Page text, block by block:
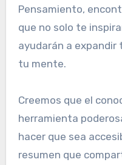
Pensamiento,
que no solo te
ayudarán a
tu mente.
Creemos que el
herramienta
hacer que sea
resumen que